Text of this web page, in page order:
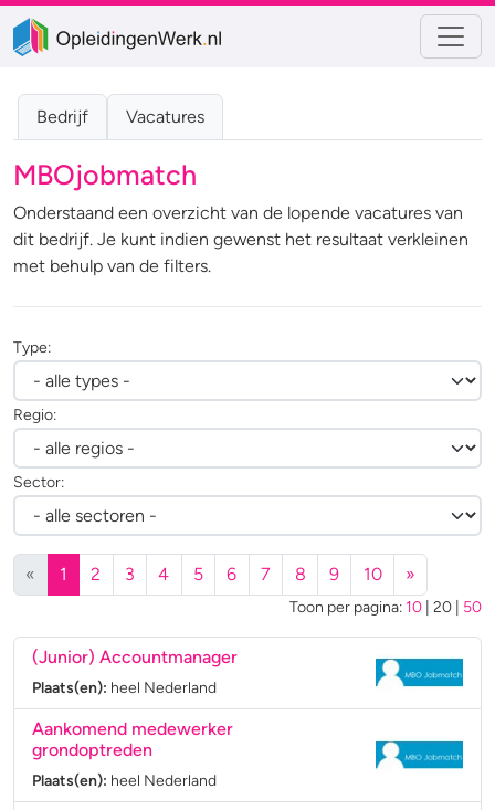
Bedrijf Vacatures
MBOjobmatch
Onderstaand een overzicht van de lopende vacatures van
dit bedrijf. Je kunt indien gewenst het resultaat verkleinen
met behulp van de filters.
Type:
Regio:
Sector:
« 1 (huidige)
2 3 4 5 6 7 8 9 10 »
Toon per pagina: 10 20 50
(Junior) Accountmanager
Plaats(en): heel Nederland
Aankomend medewerker
grondoptreden
Plaats(en): heel Nederland